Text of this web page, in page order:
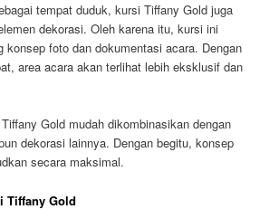
tempat duduk, kursi Tiffany Gold juga
dekorasi. Oleh karena itu, kursi ini
konsep foto dan dokumentasi acara. Dengan
area acara akan terlihat lebih eksklusif dan
Gold mudah dikombinasikan dengan
dekorasi lainnya. Dengan begitu, konsep
secara maksimal.
Tiffany Gold